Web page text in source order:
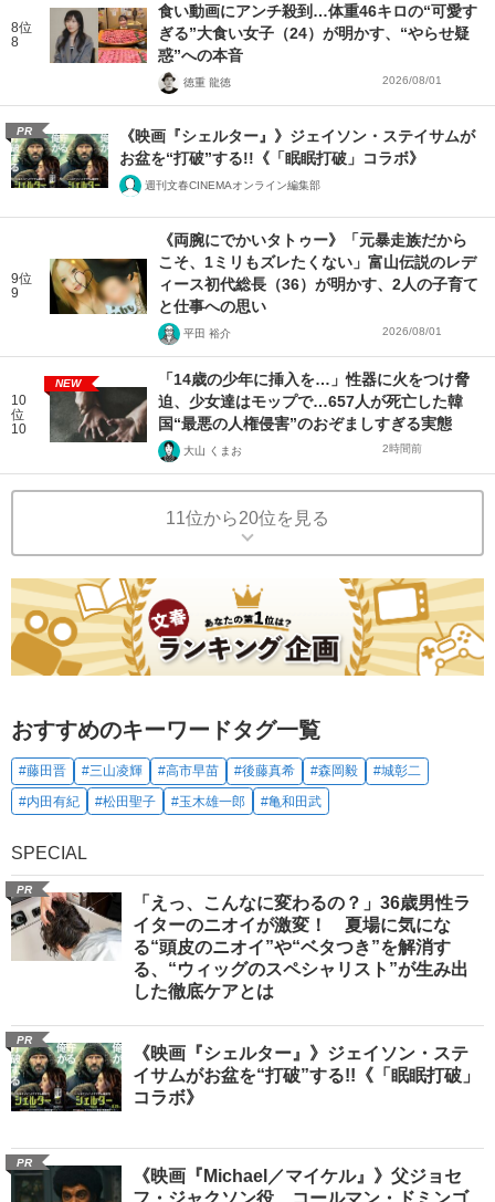
8位
8
食い動画にアンチ殺到…体重46キロの“可愛す
ぎる”大食い女子（24）が明かす、“やらせ疑
惑”への本音
徳重 龍徳 2026/08/01
PR
《映画『シェルター』》ジェイソン・ステイサムが
お盆を“打破”する!!《「眠眠打破」コラボ》
週刊文春CINEMAオンライン編集部
9位
9
《両腕にでかいタトゥー》「元暴走族だから
こそ、1ミリもズレたくない」富山伝説のレデ
ィース初代総長（36）が明かす、2人の子育て
と仕事への思い
平田 裕介 2026/08/01
10
位
10
NEW
「14歳の少年に挿入を…」性器に火をつけ脅
迫、少女達はモップで…657人が死亡した韓
国“最悪の人権侵害”のおぞましすぎる実態
大山 くまお 2時間前
11位から20位を見る
おすすめのキーワードタグ一覧
#藤田晋 #三山凌輝 #高市早苗 #後藤真希 #森岡毅
#城彰二
#内田有紀
#松田聖子 #玉木雄一郎 #亀和田武
SPECIAL
PR
「えっ、こんなに変わるの？」36歳男性ラ
イターのニオイが激変！ 夏場に気にな
る“頭皮のニオイ”や“ベタつき”を解消す
る、“ウィッグのスペシャリスト”が生み出
した徹底ケアとは
PR
《映画『シェルター』》ジェイソン・ステ
イサムがお盆を“打破”する!!《「眠眠打破」
コラボ》
PR
《映画『Michael／マイケル』》父ジョセ
フ・ジャクソン役、コールマン・ドミンゴ